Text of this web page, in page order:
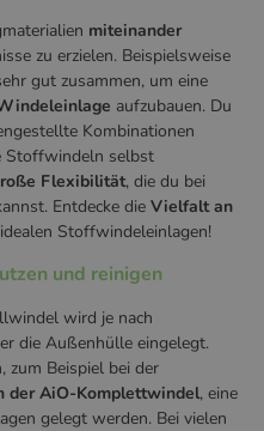
miteinander
zu erzielen. Beispielsweise
gut zusammen, um eine
aufzubauen. Du
Kombinationen
Stoffwindeln selbst
Flexibilität, die du bei
Entdecke die Vielfalt an
Stoffwindeleinlagen!
und reinigen
wird je nach
die Außenhülle eingelegt.
zum Beispiel bei der
der AiO-Komplettwindel, eine
gelegt werden. Bei vielen